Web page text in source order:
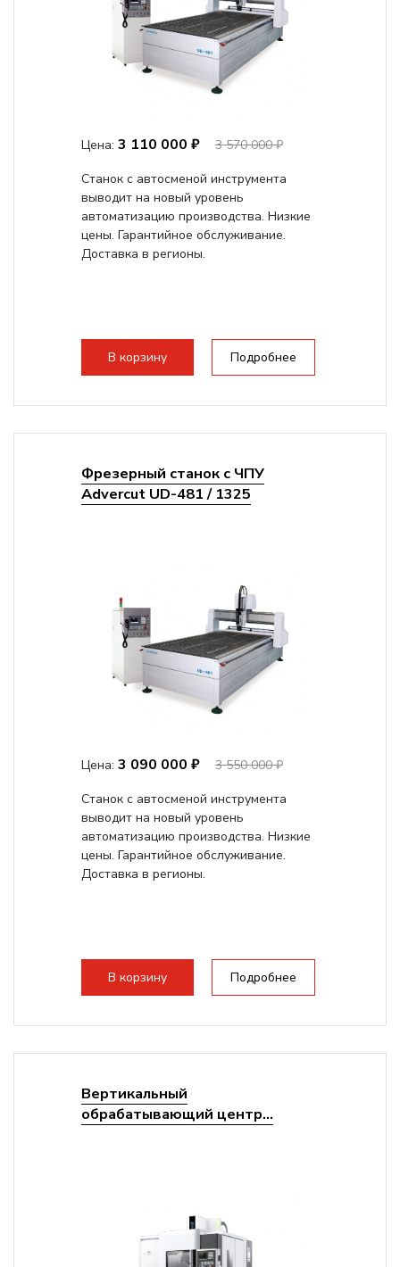
Цена: 3 110 000 ₽
3 570 000 ₽
Станок с автосменой инструмента
выводит на новый уровень
автоматизацию производства. Низкие
цены. Гарантийное обслуживание.
Доставка в регионы.
В корзину Подробнее
Фрезерный станок с ЧПУ
Advercut UD-481 / 1325
Цена: 3 090 000 ₽
3 550 000 ₽
Станок с автосменой инструмента
выводит на новый уровень
автоматизацию производства. Низкие
цены. Гарантийное обслуживание.
Доставка в регионы.
В корзину Подробнее
Вертикальный
обрабатывающий центр...